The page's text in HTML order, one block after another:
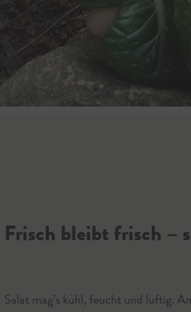
Frisch bleibt frisch –
Salat mag’s kühl, feucht und luftig.